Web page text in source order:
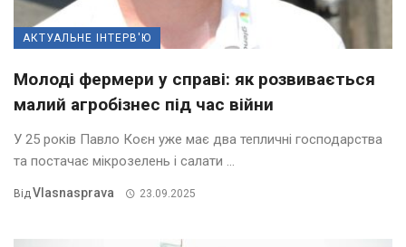
АКТУАЛЬНЕ ІНТЕРВ'Ю
Молоді фермери у справі: як розвивається
малий агробізнес під час війни
У 25 років Павло Коєн уже має два тепличні господарства
та постачає мікрозелень і салати ...
Від Vlasnasprava 23.09.2025